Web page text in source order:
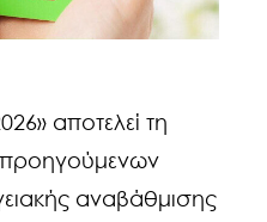
αποτελεί τη
προηγούμενων
αναβάθμισης